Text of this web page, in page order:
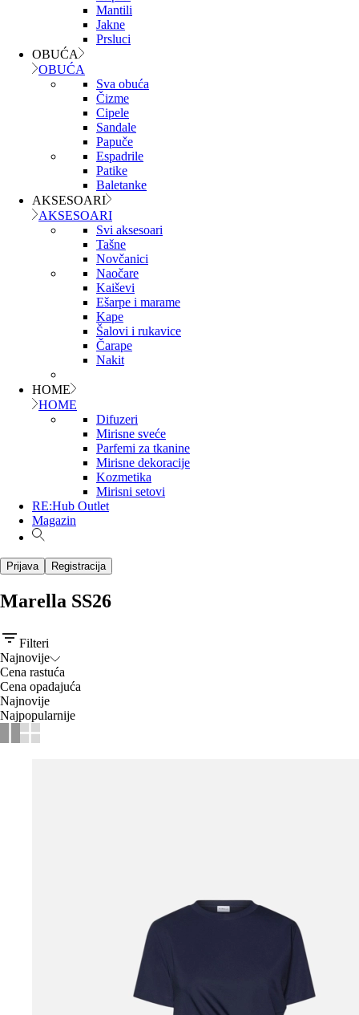
Mantili
Jakne
Prsluci
OBUĆA
OBUĆA
Sva obuća
Čizme
Cipele
Sandale
Papuče
Espadrile
Patike
Baletanke
AKSESOARI
AKSESOARI
Svi aksesoari
Tašne
Novčanici
Naočare
Kaiševi
Ešarpe i marame
Kape
Šalovi i rukavice
Čarape
Nakit
HOME
HOME
Difuzeri
Mirisne sveće
Parfemi za tkanine
Mirisne dekoracije
Kozmetika
Mirisni setovi
RE:Hub Outlet
Magazin
Prijava Registracija
Marella SS26
Filteri
Najnovije
Cena rastuća
Cena opadajuća
Najnovije
Najpopularnije